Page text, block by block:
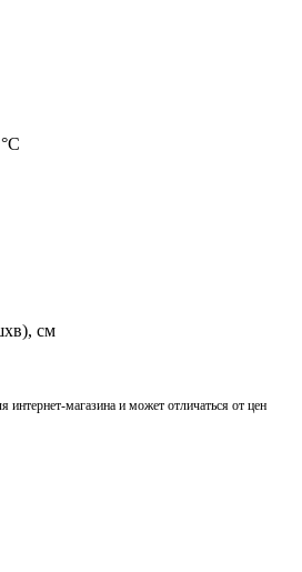
см
интернет-магазина и может отличаться от цен